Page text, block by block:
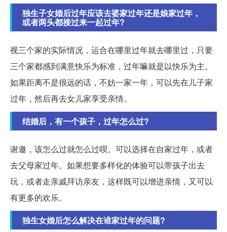
独生子女婚后过年应该去婆家过年还是娘家过年，
或者两头都接过来一起过年?
视三个家的实际情况，运合在哪里过年就去哪里过，只要
三个家都感到满意快乐为标准，过年嘛就是以快乐为主。
如果距离不是很远的话，不妨一家一年，可以先在儿子家
过年，然后再去女儿家享受亲情。
结婚后，有一个孩子，过年怎么过?
谢邀，该怎么过就怎么过呗。可以选择在自家过年，或者
去父母家过年。如果想要多样化的体验可以带孩子出去
玩，或者走亲戚拜访亲友，这样既可以增进亲情，又可以
有更多的欢乐。
独生女婚后怎么解决在谁家过年的问题?